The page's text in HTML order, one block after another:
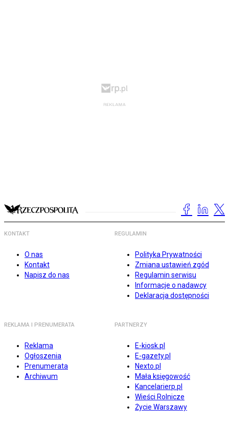
KONTAKT
O nas
Kontakt
Napisz do nas
REGULAMIN
Polityka Prywatności
Zmiana ustawień zgód
Regulamin serwisu
Informacje o nadawcy
Deklaracja dostępności
REKLAMA I PRENUMERATA
Reklama
Ogłoszenia
Prenumerata
Archiwum
PARTNERZY
E-kiosk.pl
E-gazety.pl
Nexto.pl
Mała księgowość
Kancelarierp.pl
Wieści Rolnicze
Życie Warszawy